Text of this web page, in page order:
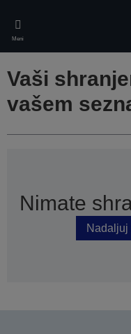
main
content
Meni
Vaši
vašem
Nimate
Nadaljuj